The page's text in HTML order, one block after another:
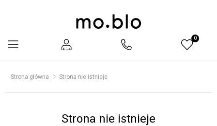
Menu
0
Strona główna Strona nie istnieje
Strona nie istnieje